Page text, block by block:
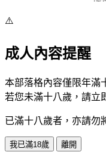
⚠️
成人內容提醒
本部落格內容僅限年滿
若您未滿十八歲，請立
已滿十八歲者，亦請勿
我已滿18歲 離開